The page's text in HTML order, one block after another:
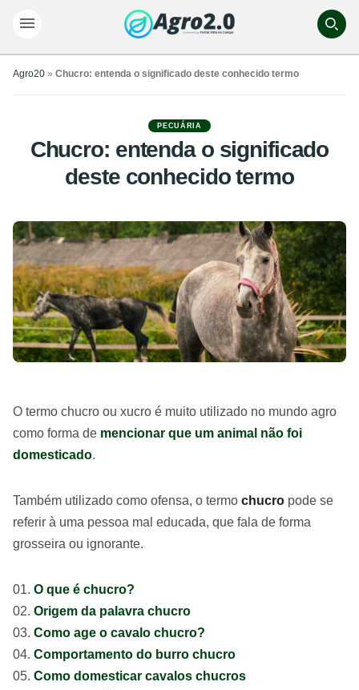
Agro20 » Chucro: entenda o significado deste conhecido termo
PECUÁRIA
Chucro: entenda o significado
deste conhecido termo
O termo chucro ou xucro é muito utilizado no mundo agro
como forma de mencionar que um animal não foi
domesticado.
Também utilizado como ofensa, o termo chucro pode se
referir à uma pessoa mal educada, que fala de forma
grosseira ou ignorante.
O que é chucro?
Origem da palavra chucro
Como age o cavalo chucro?
Comportamento do burro chucro
Como domesticar cavalos chucros